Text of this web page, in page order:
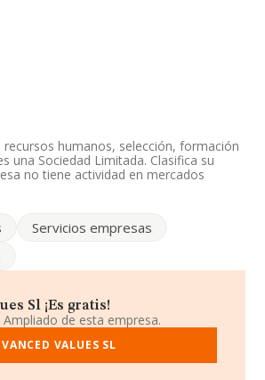
humanos, selección, formación
una Sociedad Limitada. Clasifica su
no tiene actividad en mercados
empleados por debajo de la media de
en Paseo Gracia núm. 21,
9.722 compañías, la facturación en
se estima que el promedio de la
Finalmente, para completar los datos
de 17 años. La media de empleados
Servicios empresas
Sl ¡Es gratis!
de esta empresa.
VALUES SL